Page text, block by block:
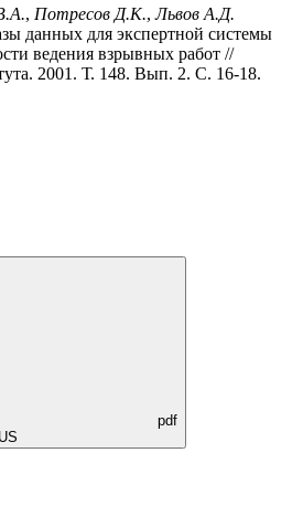
, Потресов Д.К.,Львов А.Д.
данных для экспертной системы
ведения взрывных работ //
2001. Т. 148. Вып. 2. С. 16-18.
pdf